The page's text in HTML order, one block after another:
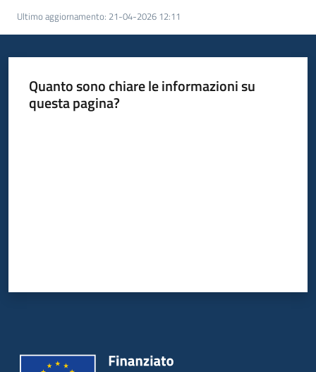
Ultimo aggiornamento: 21-04-2026 12:11
Quanto sono chiare le informazioni su
questa pagina?